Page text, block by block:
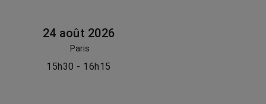
24 août 2026
Paris
15h30 - 16h15